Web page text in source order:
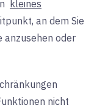
kleines
an dem Sie
anzusehen oder
nicht